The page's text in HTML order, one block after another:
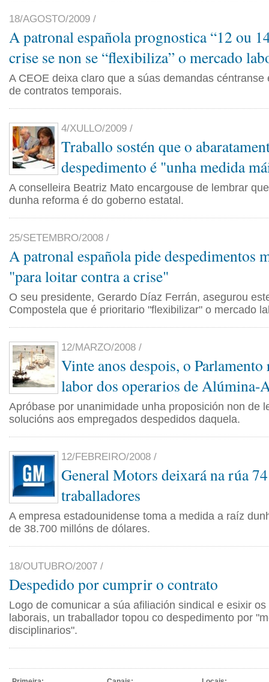
18/AGOSTO/2009 /
A patronal española prognostica “12 ou
crise se non se “flexibiliza” o mercado
A CEOE deixa claro que a súas demandas céntranse
de contratos temporais.
4/XULLO/2009 /
Traballo sostén que o
despedimento é "unha medida
A conselleira Beatriz Mato encargouse de lembrar
dunha reforma é do goberno estatal.
25/SETEMBRO/2008 /
A patronal española pide despedimentos
"para loitar contra a crise"
O seu presidente, Gerardo Díaz Ferrán, asegurou
Compostela que é prioritario "flexibilizar" o mercado
12/MARZO/2008 /
Vinte anos despois, o Parlamento
labor dos operarios de Alúmina-
Apróbase por unanimidade unha proposición non de
solucións aos empregados despedidos daquela.
12/FEBREIRO/2008 /
General Motors deixará na rúa
traballadores
A empresa estadounidense toma a medida a raíz
de 38.700 millóns de dólares.
18/OUTUBRO/2007 /
Despedido por cumprir o contrato
Logo de comunicar a súa afiliación sindical e esixir
laborais, un traballador topou co despedimento por
disciplinarios".